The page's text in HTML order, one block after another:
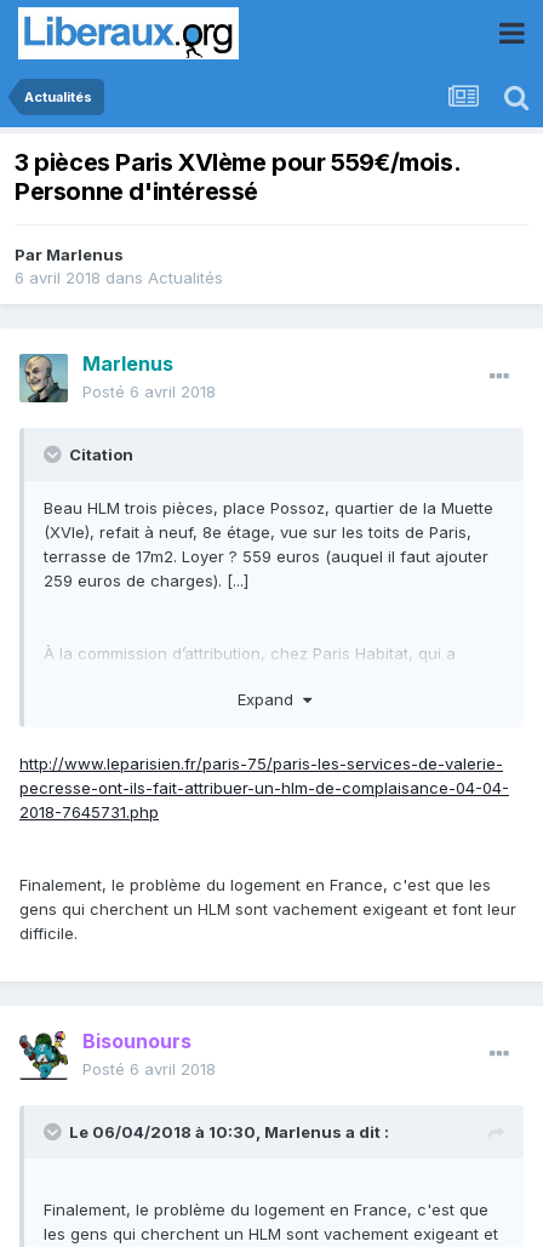
Actualités
3 pièces Paris XVIème pour 559€/mois.
Personne d'intéressé
Par Marlenus
6 avril 2018 dans Actualités
Marlenus
Posté 6 avril 2018
Citation
Beau HLM trois pièces, place Possoz, quartier de la Muette
(XVIe), refait à neuf, 8e étage, vue sur les toits de Paris,
terrasse de 17m2. Loyer ? 559 euros (auquel il faut ajouter
259 euros de charges). [...]
À la commission d’attribution, chez Paris Habitat, qui a
Région n’a présenté que François G. pour ce HLM. Problème
« Les membres de la commission d’attribution soulignent
l’attractivité de cette proposition de logement et s’étonnent
souhaitent que vous leur soumettiez une liste de candidats
supplémentaires. » Ce à quoila Région a répondu que
personne d’autre n’était intéressé
Expand
http://www.leparisien.fr/paris-75/paris-les-services-de-valerie-
pecresse-ont-ils-fait-attribuer-un-hlm-de-complaisance-04-04-
2018-7645731.php
Finalement, le problème du logement en France, c'est que les
gens qui cherchent un HLM sont vachement exigeant et font leur
difficile.
Bisounours
Posté 6 avril 2018
Le 06/04/2018 à 10:30, Marlenus a dit :
Finalement, le problème du logement en France, c'est que
les gens qui cherchent un HLM sont vachement exigeant et